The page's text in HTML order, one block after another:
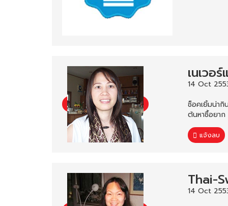
เนเวอ
14 Oct
ช็อคเยิ้มน่ากิ
ต้นหาซื้อยาก
แจ้งลบ
Thai-
14 Oct